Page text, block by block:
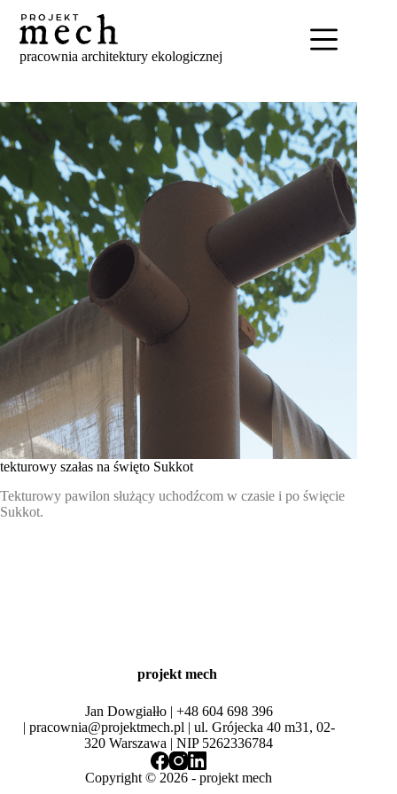
content
pracownia architektury ekologicznej
tekturowy szałas na święto Sukkot
Tekturowy pawilon służący uchodźcom w czasie i po święcie
Sukkot.
projekt mech
Jan Dowgiałło | +48 604 698 396
| pracownia@projektmech.pl | ul. Grójecka 40 m31, 02-
320 Warszawa | NIP 5262336784
Copyright © 2026 -projekt mech